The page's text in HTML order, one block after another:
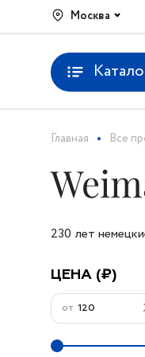
Москва
Главная Все
230 лет
лон твердого
Почему
1.
Только
ЦЕНА (₽)
от